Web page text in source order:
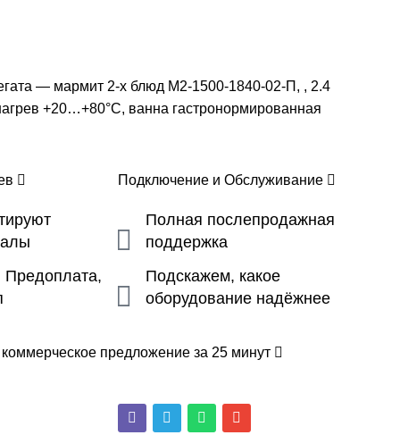
— мармит 2-х блюд М2-1500-1840-02-П, , 2.4
+20…+80°С, ванна гастронормированная
Подключение и Обслуживание
Предоплата,
Полная послепродажная
поддержка
Подскажем, какое
оборудование надёжнее
предложение за 25 минут